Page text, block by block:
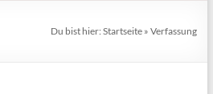
Du bist hier:Startseite »Verfassung